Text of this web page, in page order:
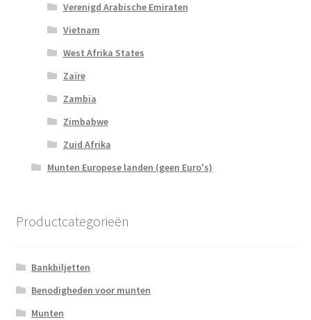
Verenigd Arabische Emiraten
Vietnam
West Afrika States
Zaïre
Zambia
Zimbabwe
Zuid Afrika
Munten Europese landen (geen Euro's)
Productcategorieën
Bankbiljetten
Benodigheden voor munten
Munten